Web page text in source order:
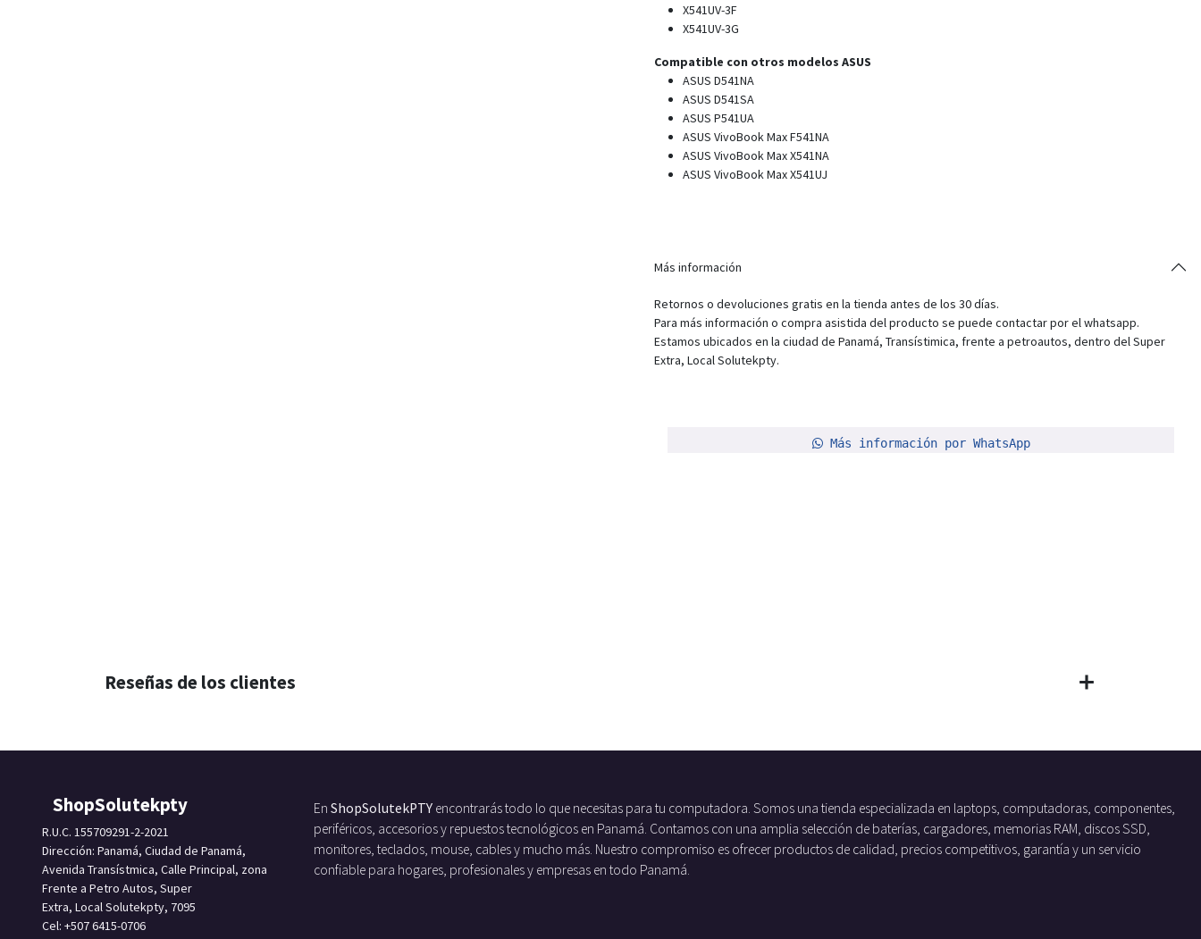
X541UV-3F
X541UV-3G
Compatible con otros modelos ASUS
ASUS D541NA
ASUS D541SA
ASUS P541UA
ASUS VivoBook Max F541NA
ASUS VivoBook Max X541NA
ASUS VivoBook Max X541UJ
Más información
Retornos o devoluciones gratis en la tienda antes de los 30 días.
Para más información o compra asistida del producto se puede contactar por el whatsapp.
Estamos ubicados en la ciudad de Panamá, Transístimica, frente a petroautos, dentro del Super
Extra, Local Solutekpty.
Más información por WhatsApp
Reseñas de los clientes
ShopSolutekpty
R.U.C. 155709291-2-2021
Dirección: Panamá, Ciudad de Panamá,
Avenida Transístmica, Calle Principal, zona
Frente a Petro Autos, Super
Extra, Local Solutekpty, 7095
Cel: +507 6415-0706
En ShopSolutekPTY encontrarás todo lo que necesitas para tu computadora. Somos una tienda especializada en laptops, computadoras, componentes,
periféricos, accesorios y repuestos tecnológicos en Panamá. Contamos con una amplia selección de baterías, cargadores, memorias RAM, discos SSD,
monitores, teclados, mouse, cables y mucho más. Nuestro compromiso es ofrecer productos de calidad, precios competitivos, garantía y un servicio
confiable para hogares, profesionales y empresas en todo Panamá.